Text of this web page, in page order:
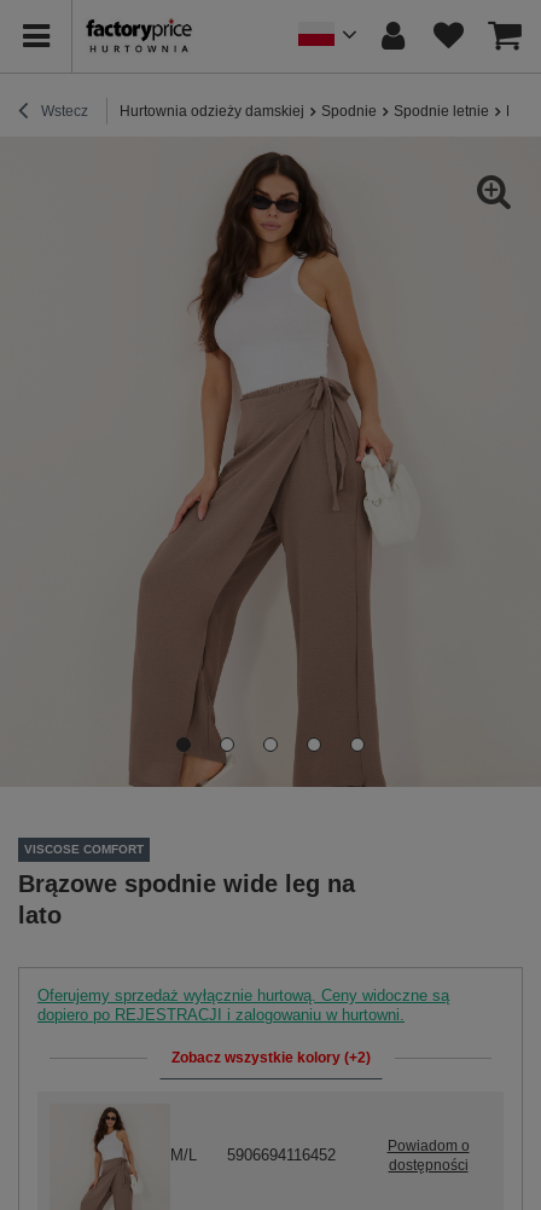
Wstecz Hurtownia odzieży damskiej Spodnie Spodnie letnie
VISCOSE COMFORT
Brązowe spodnie wide leg na
lato
Oferujemy sprzedaż wyłącznie hurtową. Ceny widoczne są
dopiero po REJESTRACJI i zalogowaniu w hurtowni.
Zobacz wszystkie kolory (+2)
M/L 5906694116452
Powiadom o
dostępności